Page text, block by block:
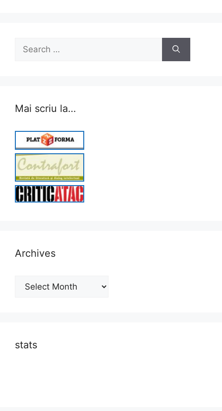
Search
for:
Mai scriu la…
Archives
Archives
stats